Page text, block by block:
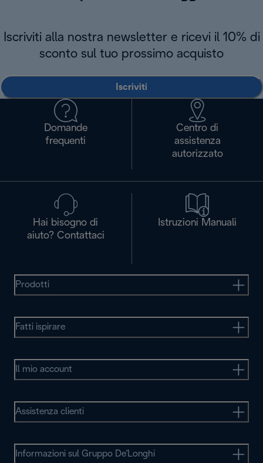
Iscriviti alla nostra newsletter e ricevi il 10% di
sconto sul tuo prossimo acquisto
Iscriviti
Domande
frequenti
Centro di
assistenza
autorizzato
Hai bisogno di
aiuto? Contattaci
Istruzioni Manuali
Prodotti
Fatti ispirare
Il mio account
Assistenza clienti
Informazioni sul Gruppo De'Longhi